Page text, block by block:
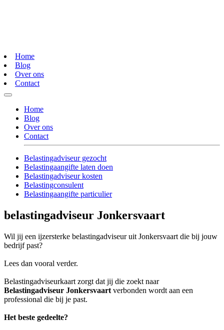
Home
Blog
Over ons
Contact
Home
Blog
Over ons
Contact
Belastingadviseur gezocht
Belastingaangifte laten doen
Belastingadviseur kosten
Belastingconsulent
Belastingaangifte particulier
belastingadviseur Jonkersvaart
Wil jij een ijzersterke belastingadviseur uit Jonkersvaart die bij jouw
bedrijf past?
Lees dan vooral verder.
Belastingadviseurkaart zorgt dat jij die zoekt naar
Belastingadviseur Jonkersvaart verbonden wordt aan een
professional die bij je past.
Het beste gedeelte?